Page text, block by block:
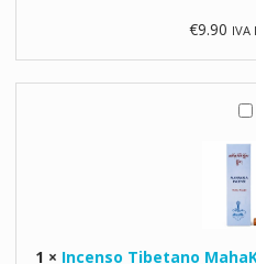
ó
P
r
e
i
u
m
S
a
€9.90
I
c
e
n
s
o
1 × Incenso Tibetano